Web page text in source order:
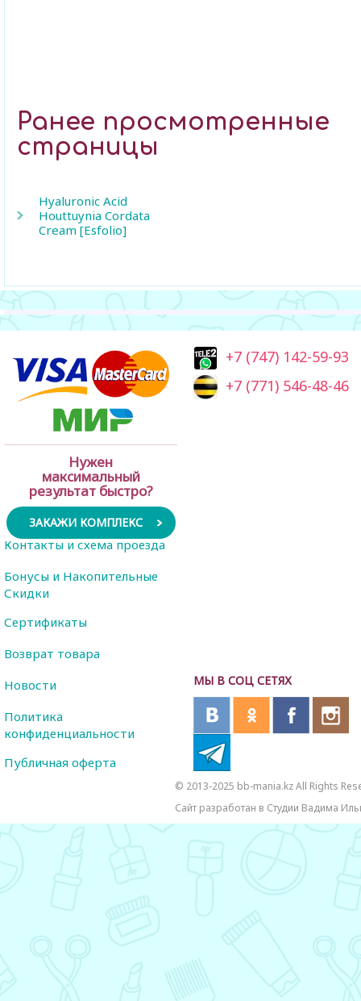
Ранее просмотренные
страницы
Hyaluronic Acid
Houttuynia Cordata
Cream [Esfolio]
Нужен
максимальный
результат быстро?
ЗАКАЖИ КОМПЛЕКС
+7 (747) 142-59-93
+7 (771) 546-48-46
МЫ В СОЦ СЕТЯХ
Контакты и схема проезда
Бонусы и Накопительные
Скидки
Сертификаты
Возврат товара
Новости
Политика
конфиденциальности
Публичная оферта
© 2013-2025 bb-mania.kz All Rights
Сайт разработан в Студии Вадима